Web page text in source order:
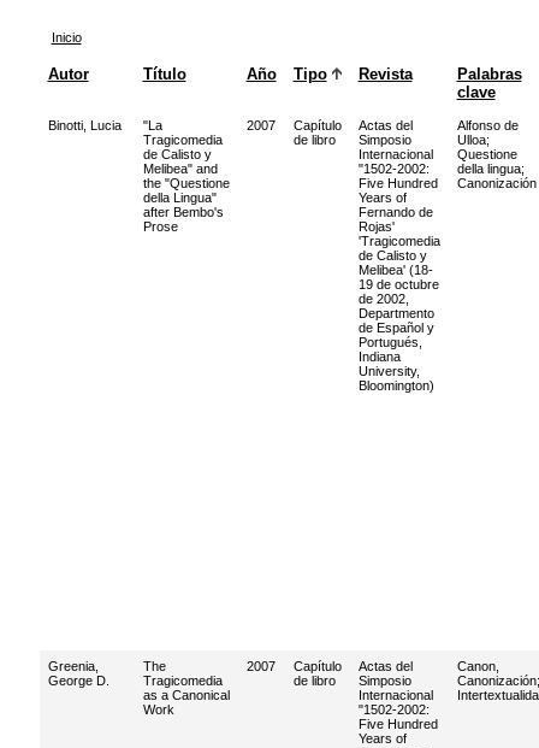
Inicio
Autor Título Año Tipo Revista
Palabras
clave
Binotti, Lucia
"La
Tragicomedia
de Calisto y
Melibea" and
the "Questione
della Lingua"
after Bembo's
Prose
2007
Capítulo
de libro
Actas del
Simposio
Internacional
"1502-2002:
Five Hundred
Years of
Fernando de
Rojas'
'Tragicomedia
de Calisto y
Melibea' (18-
19 de octubre
de 2002,
Departmento
de Español y
Portugués,
Indiana
University,
Bloomington)
Alfonso de
Ulloa;
Questione
della lingua;
Canonización
Greenia,
George D.
The
Tragicomedia
as a Canonical
Work
2007
Capítulo
de libro
Actas del
Simposio
Internacional
"1502-2002:
Five Hundred
Years of
Canon,
Canonización;